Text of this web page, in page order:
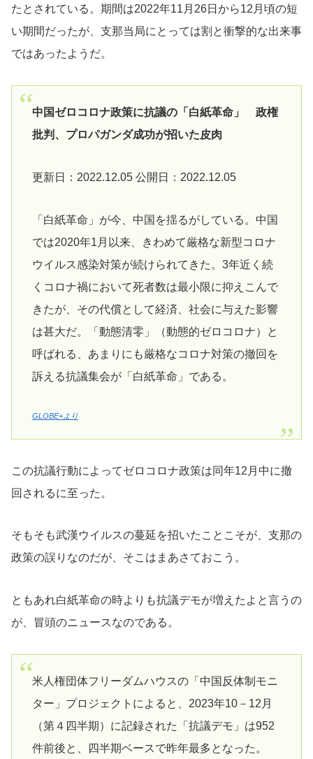
たとされている。期間は2022年11月26日から12月頃の短
い期間だったが、支那当局にとっては割と衝撃的な出来事
ではあったようだ。
中国ゼロコロナ政策に抗議の「白紙革命」 政権
批判、プロパガンダ成功が招いた皮肉
更新日：2022.12.05 公開日：2022.12.05
「白紙革命」が今、中国を揺るがしている。中国
では2020年1月以来、きわめて厳格な新型コロナ
ウイルス感染対策が続けられてきた。3年近く続
くコロナ禍において死者数は最小限に抑えこんで
きたが、その代償として経済、社会に与えた影響
は甚大だ。「動態清零」（動態的ゼロコロナ）と
呼ばれる、あまりにも厳格なコロナ対策の撤回を
訴える抗議集会が「白紙革命」である。
GLOBE+より
この抗議行動によってゼロコロナ政策は同年12月中に撤
回されるに至った。
そもそも武漢ウイルスの蔓延を招いたことこそが、支那の
政策の誤りなのだが、そこはまあさておこう。
ともあれ白紙革命の時よりも抗議デモが増えたよと言うの
が、冒頭のニュースなのである。
米人権団体フリーダムハウスの「中国反体制モニ
ター」プロジェクトによると、2023年10－12月
（第４四半期）に記録された「抗議デモ」は952
件前後と、四半期ベースで昨年最多となった。